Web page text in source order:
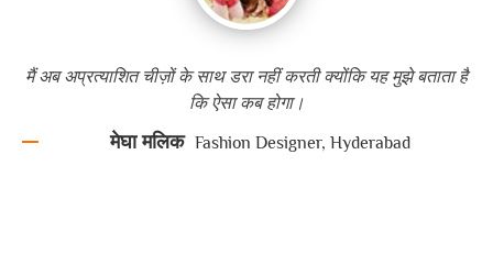
मैं अब अप्रत्याशित चीज़ों के साथ डरा नहीं करती क्योंकि यह मुझे बताता है
कि ऐसा कब होगा।
मेघा मलिक Fashion Designer, Hyderabad